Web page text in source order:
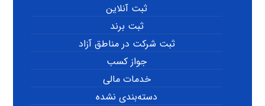
ثبت آنلاین
ثبت برند
ثبت شرکت در مناطق آزاد
جواز کسب
خدمات مالی
دسته‌بندی نشده